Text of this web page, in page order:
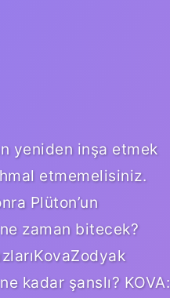
yeniden inşa etmek
etmemelisiniz.
Plüton’un
zaman bitecek?
kadar şanslı? KOVA: